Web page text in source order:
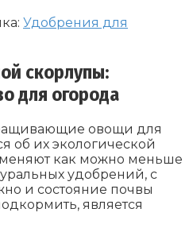
Удобрения для
скорлупы:
для огорода
овощи для
об их экологической
как можно меньше
удобрений, с
и состояние почвы
является